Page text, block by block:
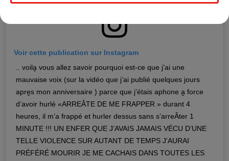
Voir cette publication sur Instagram
.. voila̬ vous allez savoir pourquoi est-ce que j’ai une
mauvaise voix (sur la vidéo que j’ai publié quelques jours
apre̬s mon anniversaire ) parce que j’étais aphone a̬ force
d’avoir hurlé «ARREÂTE DE ME FRAPPER » durant 4
heures, il m’a frappé et hurler dessus sans s’arreÂter 1
MINUTE !!! UN ENFER QUE J’AVAIS JAMAIS VÉCU D’UNE
TELLE VIOLENCE SUR AUTANT DE TEMPS J’AURAI
PRÉFÉRÉ MOURIR JE ME CACHAIS DANS TOUTES LES